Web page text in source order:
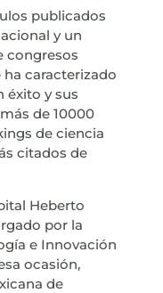
publicados
y un
congresos
ha caracterizado
éxito y sus
de 10000
de ciencia
citados de
Heberto
por la
e Innovación
ocasión,
de